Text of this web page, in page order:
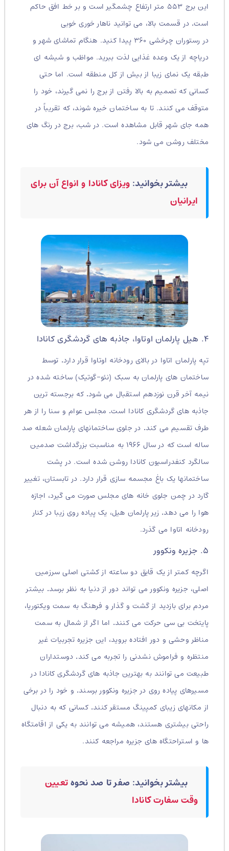
این برج ۵۵۳ متر ارتفاع چشمگیر است و بر خط افق حاکم
.در قسمت بالا، می توانید ناهار خوری خوبی
در رستوران چرخشی ۳۶۰ پیدا کنید. هنگام تماشای شهر و
دریاچه از یک وعده غذایی لذت ببرید. مواظب و شیشه ای
طبقه یک نمای زیبا از بیش از کل منطقه است. اما حتی
کسانی که تصمیم به بالا رفتن از برج را نمی گیرند، خود را
متوقف می کنند. تا به ساختمان خیره شوند، که تقریباً در
همه جای شهر قابل مشاهده است. در شب، برج در رنگ های
مختلف روشن می شود.
بیشتر بخوانید:ویزای کانادا و انواع آن برای
ایرانیان
تپه پارلمان اتاوا در بالای رودخانه اوتاوا قرار دارد.توسط
ساختمان های پارلمان به سبک (نئو-گوتیک) ساخته شده در
نیمه آخر قرن نوزدهم استقبال می شود. که برجسته ترین
جاذبه های گردشگری کانادا است .مجلس عوام و سنا را از هر
طرف تقسیم می کند. در جلوی ساختمانهای پارلمان شعله صد
ساله است که در سال ۱۹۶۶ به مناسبت بزرگداشت صدمین
سالگرد کنفدراسیون کانادا روشن شده است. در پشت
ساختمانها یک باغ مجسمه سازی قرار دارد. در تابستان، تغییر
گارد در چمن جلوی خانه های مجلس صورت می گیرد، اجازه
هوا را می دهد زیر پارلمان هیل، یک پیاده روی زیبا در کنار
رودخانه اتاوا می گذرد.
اگرچه کمتر از یک قایق دو ساعته از کشتی اصلی سرزمین
اصلی، جزیره ونکوور می تواند دور از دنیا به نظر برسد .بیشتر
مردم برای بازدید از گشت و گذار و فرهنگ به سمت ویکتوریا،
پایتخت بی سی حرکت می کنند .اما اگر از شمال به سمت
مناظر وحشی و دور افتاده بروید، این جزیره تجربیات غیر
منتظره و فراموش نشدنی را تجربه می کند. دوستداران
طبیعت می توانند به بهترین جاذبه های گردشگری کانادا در
مسیرهای پیاده روی در جزیره ونکوور برسند.و خود را در برخی
از مکانهای زیبای کمپینگ مستقر کنند .کسانی که به دنبال
راحتی بیشتری هستند، همیشه می توانند به یکی از اقامتگاه
ها و استراحتگاه های جزیره مراجعه کنند.
بیشتر بخوانید: صفر تا صد نحوهتعیین
وقت سفارت کانادا